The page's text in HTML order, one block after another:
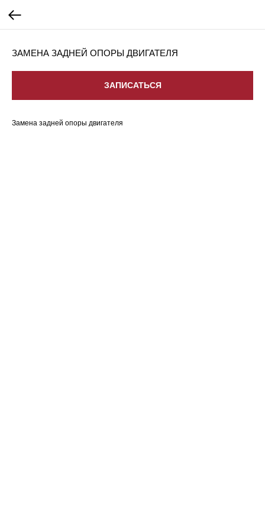
ЗАМЕНА ЗАДНЕЙ ОПОРЫ ДВИГАТЕЛЯ
ЗАПИСАТЬСЯ
Замена задней опоры двигателя